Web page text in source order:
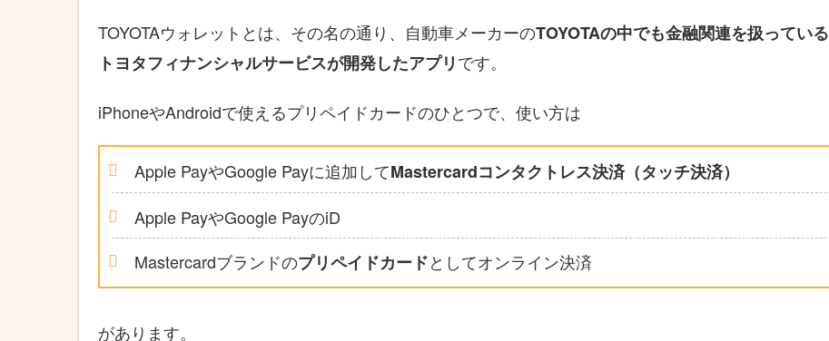
TOYOTAウォレットとは、その名の通り、自動車メーカーのTOYOTAの中でも金融関連を扱っている
トヨタフィナンシャルサービスが開発したアプリです。
iPhoneやAndroidで使えるプリペイドカードのひとつで、使い方は
Apple PayやGoogle Payに追加してMastercardコンタクトレス決済（タッチ決済）
Apple PayやGoogle PayのiD
Mastercardブランドのプリペイドカードとしてオンライン決済
があります。